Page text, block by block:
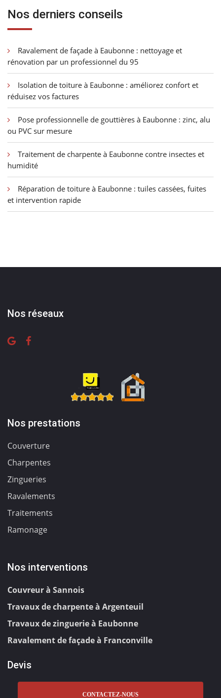
Nos derniers conseils
Ravalement de façade à Eaubonne : nettoyage et
rénovation par un professionnel du 95
Isolation de toiture à Eaubonne : améliorez confort et
réduisez vos factures
Pose professionnelle de gouttières à Eaubonne : zinc, alu
ou PVC sur mesure
Traitement de charpente à Eaubonne contre insectes et
humidité
Réparation de toiture à Eaubonne : tuiles cassées, fuites
et intervention rapide
Nos réseaux
Nos prestations
Couverture
Charpentes
Zingueries
Ravalements
Traitements
Ramonage
Nos interventions
Couvreur à Sannois
Travaux de charpente à Argenteuil
Travaux de zinguerie à Eaubonne
Ravalement de façade à Franconville
Devis
CONTACTEZ-NOUS